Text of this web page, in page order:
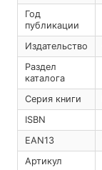
Год
публикации
Издательство
Раздел
каталога
Серия книги
ISBN
EAN13
Артикул